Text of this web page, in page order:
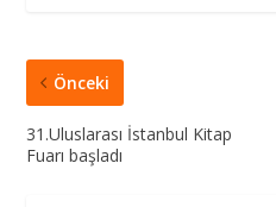
Önceki
31.Uluslarası İstanbul Kitap
Fuarı başladı